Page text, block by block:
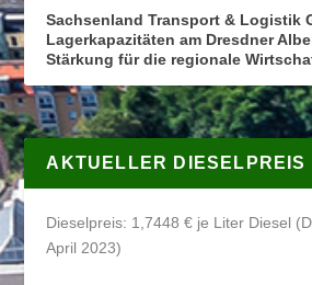
Sachsenland Transport & Logistik
Lagerkapazitäten am Dresdner
Stärkung für die regionale
AKTUELLER DIESELPREIS
Dieselpreis: 1,7448 € je Liter Diesel
April 2023)